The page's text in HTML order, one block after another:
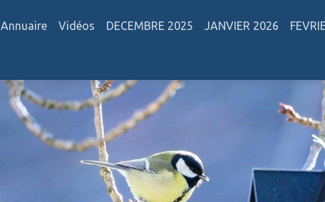
Annuaire Vidéos DECEMBRE 2025 JANVIER 2026